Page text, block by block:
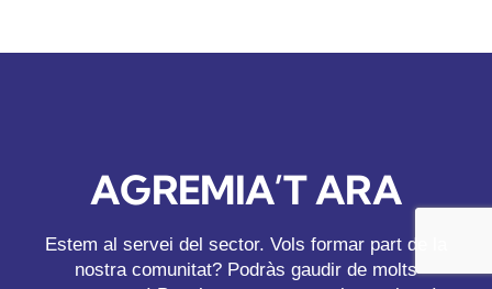
AGREMIA’T ARA
Estem al servei del sector. Vols formar part de la
nostra comunitat? Podràs gaudir de molts